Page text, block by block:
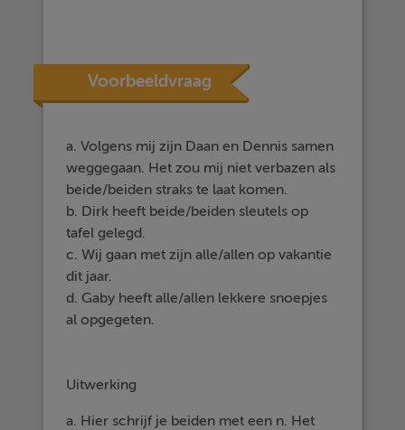
Voorbeeldvraag
a. Volgens mij zijn Daan en Dennis samen
weggegaan. Het zou mij niet verbazen als
beide/beiden straks te laat komen.
b. Dirk heeft beide/beiden sleutels op
tafel gelegd.
c. Wij gaan met zijn alle/allen op vakantie
dit jaar.
d. Gaby heeft alle/allen lekkere snoepjes
al opgegeten.
Uitwerking
a. Hier schrijf je beiden met een n. Het